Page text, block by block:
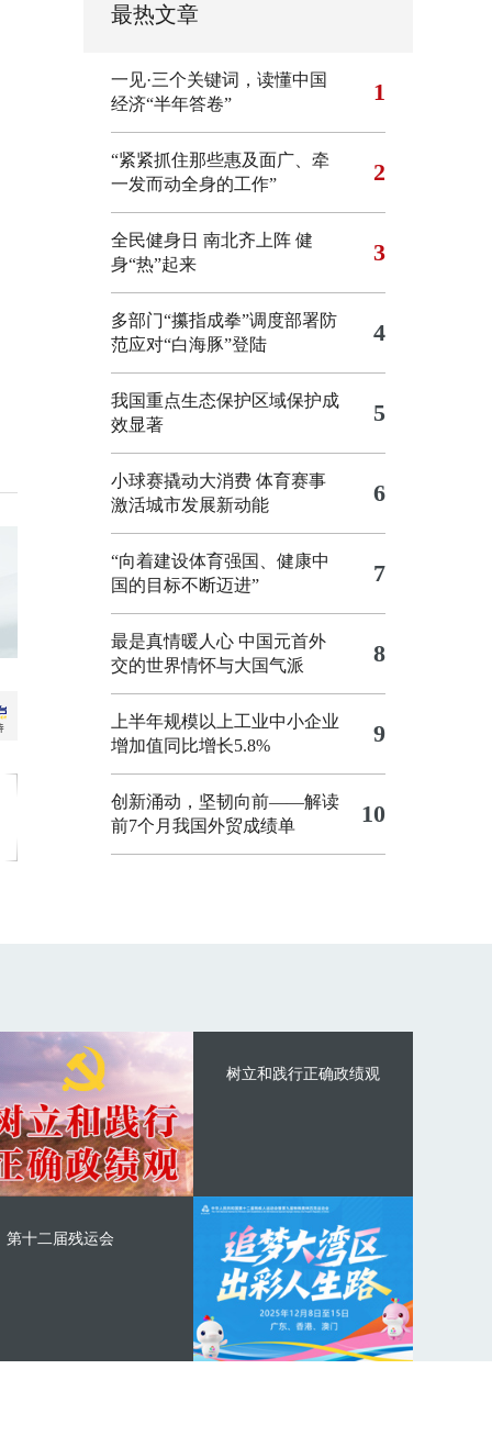
最热文章
一见·三个关键词，读懂中国
经济“半年答卷”
1
“紧紧抓住那些惠及面广、牵
一发而动全身的工作”
2
全民健身日 南北齐上阵 健
身“热”起来
3
多部门“攥指成拳”调度部署防
范应对“白海豚”登陆
4
我国重点生态保护区域保护成
效显著
5
小球赛撬动大消费 体育赛事
激活城市发展新动能
6
“向着建设体育强国、健康中
国的目标不断迈进”
7
最是真情暖人心 中国元首外
交的世界情怀与大国气派
8
上半年规模以上工业中小企业
增加值同比增长5.8%
9
创新涌动，坚韧向前——解读
前7个月我国外贸成绩单
10
树立和践行正确政绩观
第十二届残运会